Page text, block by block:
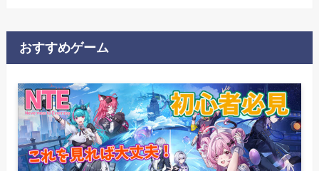
おすすめゲーム